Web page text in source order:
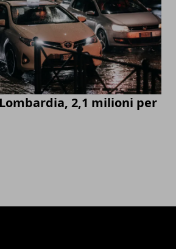
2,1 milioni per